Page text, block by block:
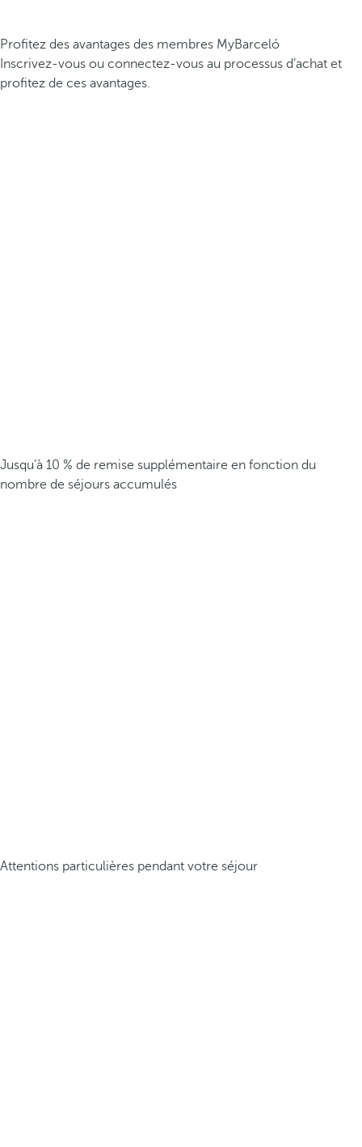
Profitez des avantages des membres MyBarceló
Inscrivez-vous ou connectez-vous au processus d’achat et
profitez de ces avantages.
Jusqu’à 10 % de remise supplémentaire en fonction du
nombre de séjours accumulés
Attentions particulières pendant votre séjour